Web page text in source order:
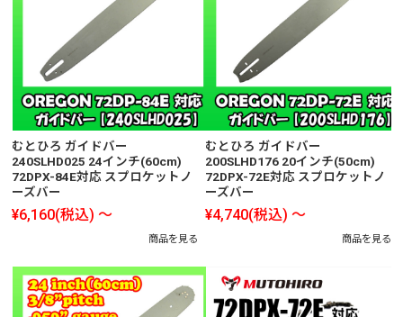
むとひろ ガイドバー
240SLHD025 24インチ(60cm)
72DPX-84E対応 スプロケットノ
ーズバー
¥6,160(税込) ～
商品を見る
むとひろ ガイドバー
200SLHD176 20インチ(50cm)
72DPX-72E対応 スプロケットノ
ーズバー
¥4,740(税込) ～
商品を見る